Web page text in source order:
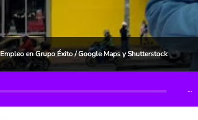
Empleo en Grupo Éxito / Google Maps y Shutterstock
…